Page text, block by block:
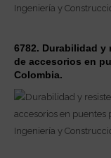
6782. Durabilidad
de accesorios en
Colombia.